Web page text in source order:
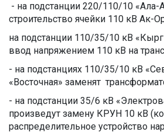
- на подстанции 220/110/10 «Ала-
строительство ячейки 110 кВ Ак-
на подстанции 110/35/10 кВ
ввод напряжением 110 кВ на
- на подстанциях 110/35/10 кВ
«Восточная» заменят
- на подстанции 35/6 кВ
произведут замену КРУН 10 кВ
распределительное устройство